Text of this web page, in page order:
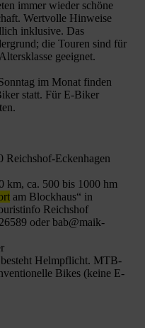
immer wieder schöne
Wertvolle Hinweise
inklusive. Das
die Touren sind für
geeignet.
im Monat finden
statt. Für E-Biker
Reichshof-Eckenhagen
km, ca. 500 bis 1000 hm
am Blockhaus“ in
Reichshof
oder bab@maik-
besteht Helmpflicht. MTB-
Bikes (keine E-